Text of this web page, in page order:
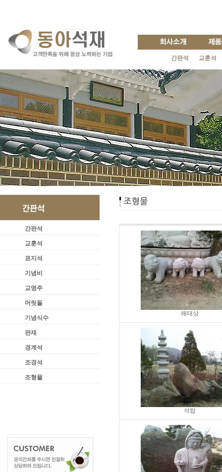
간판석 교훈석
간판석
교훈석
표지석
기념비
교명주
머릿돌
기념식수
판재
경계석
조경석
조형물
해태상
석탑